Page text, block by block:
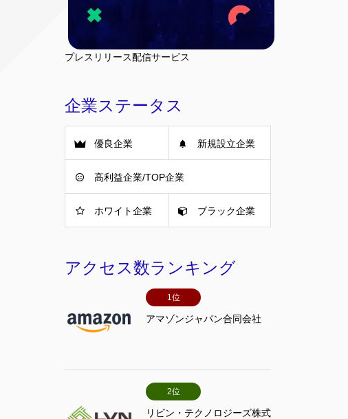
プレスリリース配信サービス
企業ステータス
優良企業 新規設立企業
高利益企業/TOP企業
ホワイト企業 ブラック企業
アクセス数ランキング
1位
アマゾンジャパン合同会社
2位
リビン・テクノロジーズ株式